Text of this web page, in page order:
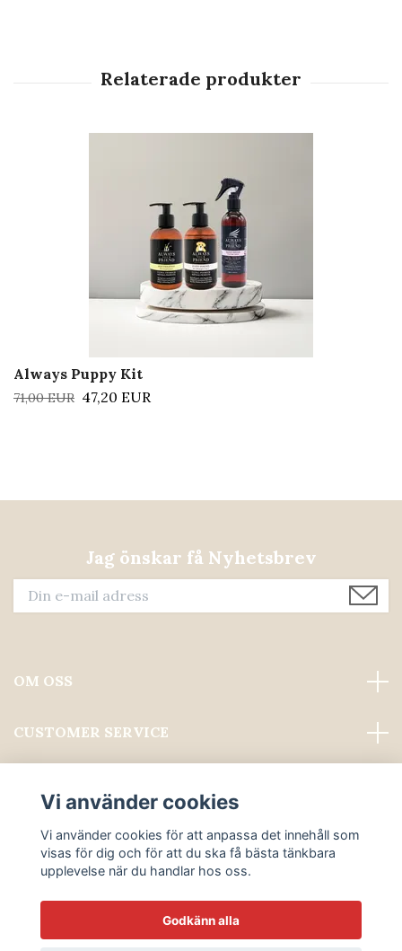
Always Puppy Kit
71,00 EUR 47,20 EUR
Jag önskar få Nyhetsbrev
OM OSS
CUSTOMER SERVICE
Sociala medier
Vi använder cookies
Vi använder cookies för att anpassa det innehåll som
visas för dig och för att du ska få bästa tänkbara
upplevelse när du handlar hos oss.
Godkänn alla